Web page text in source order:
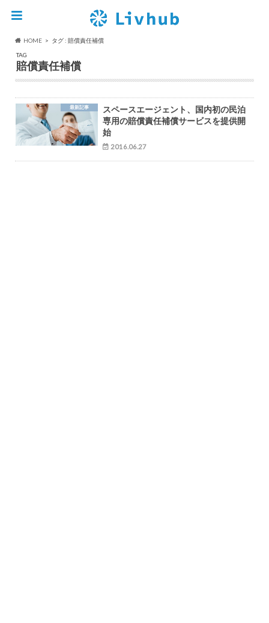
HOME
タグ : 賠償責任補償
TAG
賠償責任補償
最新記事
スペースエージェント、国内初の民泊
専用の賠償責任補償サービスを提供開
始
2016.06.27